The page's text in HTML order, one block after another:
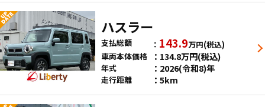
ハスラー
支払総額 143.9万円(税込)
車両本体価格
134.8万円(税込)
年式 2026(令和8)年
走行距離 5km